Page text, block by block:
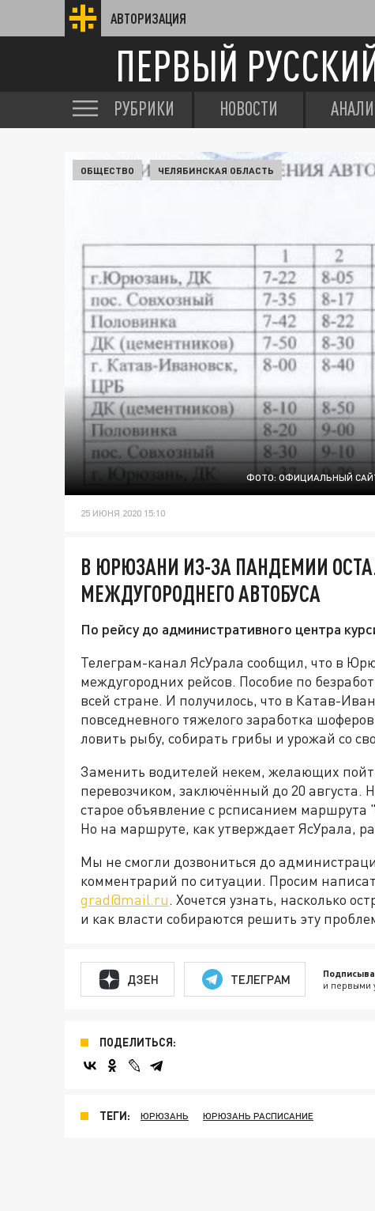
АВТОРИЗАЦИЯ
ПЕРВЫЙ
РУБРИКИ НОВОСТИ
ФОТО: ОФИЦИАЛЬНЫЙ
ОБЩЕСТВО ЧЕЛЯБИНСКАЯ ОБЛАСТЬ
25 ИЮНЯ 2020 15:10
В ЮРЮЗАНИ ИЗ-ЗА ПАНДЕМИИ
МЕЖДУГОРОДНЕГО АВТОБУСА
По рейсу до административного центра
Телеграм-канал ЯсУрала сообщил, что в
междугородних рейсов. Пособие по
всей стране. И получилось, что в Катав-
повседневного тяжелого заработка
ловить рыбу, собирать грибы и урожай со
Заменить водителей некем, желающих
перевозчиком, заключённый до 20
старое объявление с рсписанием
Но на маршруте, как утверждает ЯсУрала,
Мы не смогли дозвониться до
комментрарий по ситуации. Просим
grad@mail.ru. Хочется узнать, насколько
и как власти собираются решить эту
ДЗЕН ТЕЛЕГРАМ и первыми
ПОДЕЛИТЬСЯ:
ТЕГИ: ЮРЮЗАНЬ ЮРЮЗАНЬ РАСПИСАНИЕ